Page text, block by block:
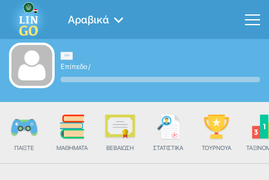
Αραβικά
Επίπεδο/
ΠΑΊΞΤΕ ΜΑΘΉΜΑΤΑ ΒΕΒΑΊΩΣΗ ΣΤΑΤΙΣΤΙΚΆ ΤΟΥΡΝΟΥΆ